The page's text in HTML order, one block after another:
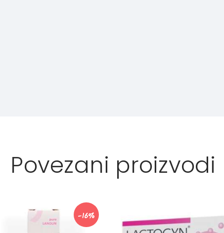
Povezani proizvodi
-16%